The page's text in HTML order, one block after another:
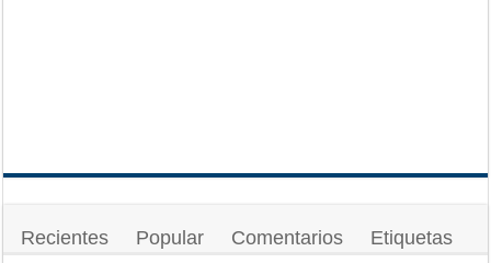
Recientes Popular Comentarios Etiquetas